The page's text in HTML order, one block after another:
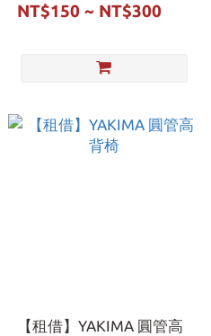
NT$150 ~ NT$300
【租借】YAKIMA 圓管高